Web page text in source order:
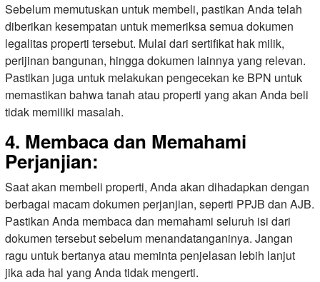
Sebelum memutuskan untuk membeli, pastikan Anda telah
diberikan kesempatan untuk memeriksa semua dokumen
legalitas properti tersebut. Mulai dari sertifikat hak milik,
perijinan bangunan, hingga dokumen lainnya yang relevan.
Pastikan juga untuk melakukan pengecekan ke BPN untuk
memastikan bahwa tanah atau properti yang akan Anda beli
tidak memiliki masalah.
4. Membaca dan Memahami
Perjanjian:
Saat akan membeli properti, Anda akan dihadapkan dengan
berbagai macam dokumen perjanjian, seperti PPJB dan AJB.
Pastikan Anda membaca dan memahami seluruh isi dari
dokumen tersebut sebelum menandatanganinya. Jangan
ragu untuk bertanya atau meminta penjelasan lebih lanjut
jika ada hal yang Anda tidak mengerti.